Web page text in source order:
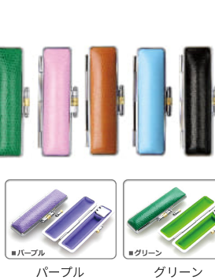
パープル グリーン